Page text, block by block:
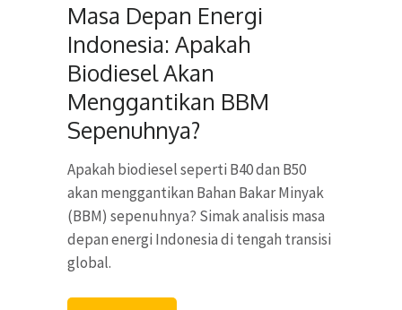
Masa Depan Energi
Indonesia: Apakah
Biodiesel Akan
Menggantikan BBM
Sepenuhnya?
Apakah biodiesel seperti B40 dan B50
akan menggantikan Bahan Bakar Minyak
(BBM) sepenuhnya? Simak analisis masa
depan energi Indonesia di tengah transisi
global.